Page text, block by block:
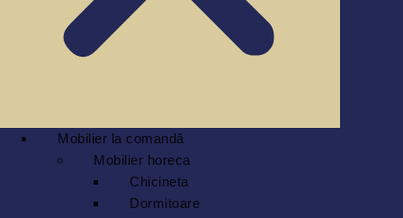
Mobilier la comandă
Mobilier horeca
Chicineta
Dormitoare